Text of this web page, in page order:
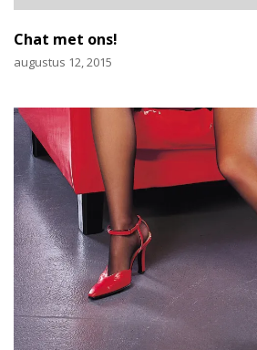
Chat met ons!
augustus 12, 2015